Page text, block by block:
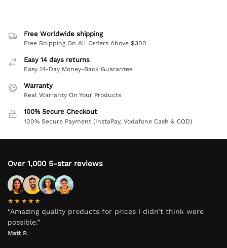
Free Worldwide shipping
Free Shipping On All Orders Above $300
Easy 14 days returns
Easy 14-Day Money-Back Guarantee
Warranty
Real Warranty On Your Products
100% Secure Checkout
100% Secure Payment (InstaPay, Vodafone Cash & COD)
Over 1,000 5-star reviews
★★★★★
“Amazing quality products for prices I didn’t think were
possible.”
Matt P.